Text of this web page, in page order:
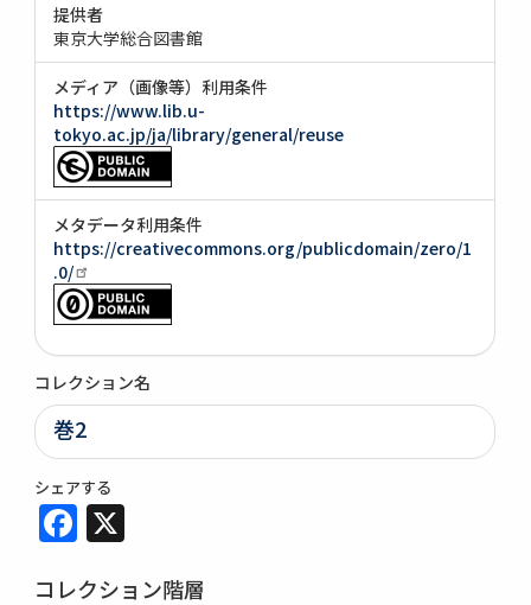
提供者
東京大学総合図書館
メディア（画像等）利用条件
https://www.lib.u-
tokyo.ac.jp/ja/library/general/reuse
メタデータ利用条件
https://creativecommons.org/publicdomain/zero/1
.0/
コレクション名
巻2
シェアする
Facebook
コレクション階層